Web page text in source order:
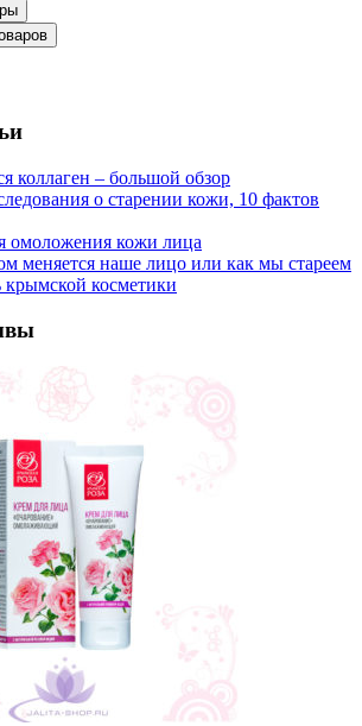
коллаген – большой обзор
о старении кожи, 10 фактов
омоложения кожи лица
меняется наше лицо или как мы стареем
крымской косметики